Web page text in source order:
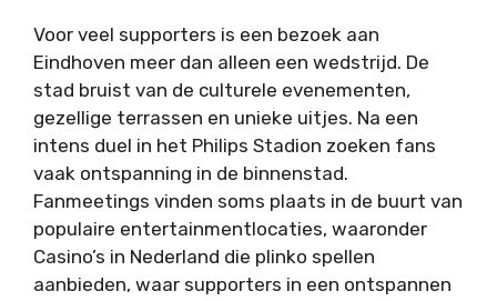
Voor veel supporters is een bezoek aan
Eindhoven meer dan alleen een wedstrijd. De
stad bruist van de culturele evenementen,
gezellige terrassen en unieke uitjes. Na een
intens duel in het Philips Stadion zoeken fans
vaak ontspanning in de binnenstad.
Fanmeetings vinden soms plaats in de buurt van
populaire entertainmentlocaties, waaronder
Casino’s in Nederland die plinko spellen
aanbieden, waar supporters in een ontspannen